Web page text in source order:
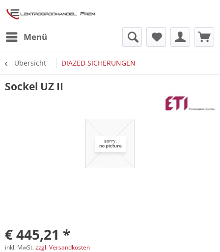
Menü
Übersicht DIAZED SICHERUNGEN
Sockel UZ II
€ 445,21 *
inkl. MwSt.zzgl. Versandkosten